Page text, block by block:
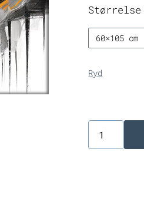
Størrelse
60×105 cm
Ryd
Sort